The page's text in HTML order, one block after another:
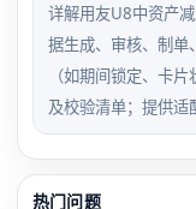
详解用友U8中资产
据生成、审核、制单
（如期间锁定、卡
及校验清单；提供适
热门问题